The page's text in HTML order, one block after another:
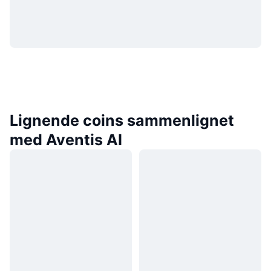
Lignende coins sammenlignet
med Aventis AI